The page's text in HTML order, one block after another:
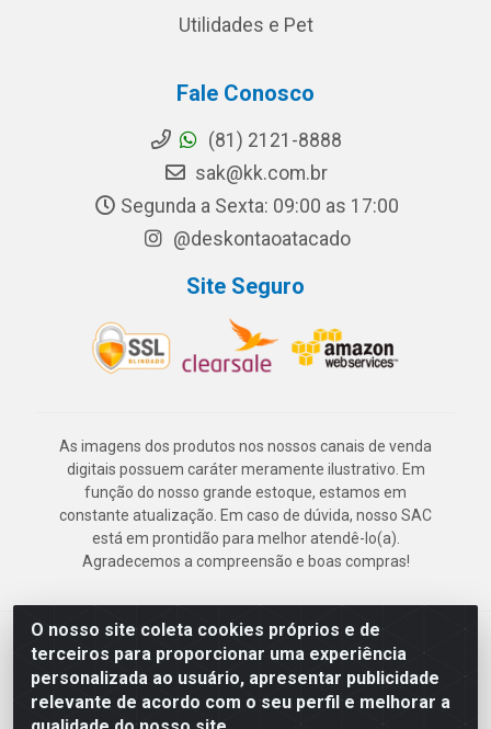
O nosso site coleta cookies próprios e de
terceiros para proporcionar uma experiência
personalizada ao usuário, apresentar publicidade
relevante de acordo com o seu perfil e melhorar a
Utilidades e Pet
Fale Conosco
(81) 2121-8888
sak@kk.com.br
Segunda a Sexta: 09:00 as 17:00
@deskontaoatacado
Site Seguro
As imagens dos produtos nos nossos canais de venda
digitais possuem caráter meramente ilustrativo. Em
função do nosso grande estoque, estamos em
constante atualização. Em caso de dúvida, nosso SAC
está em prontidão para melhor atendê-lo(a).
Agradecemos a compreensão e boas compras!
Deskontão Atacado - Av. Marechal Mascarenhas de Morais, 2471 -
Imbiribeira - Recife/PE - CEP 51.150-001 - CNPJ 24.150.377/0003-
57